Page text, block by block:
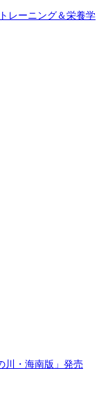
レーニング＆栄養学
川・海南版」発売